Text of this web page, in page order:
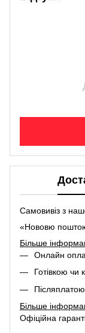
Самовивіз з
«Нововю
Більше
Онлайн
Готівкою чи
Більше
Офіційна